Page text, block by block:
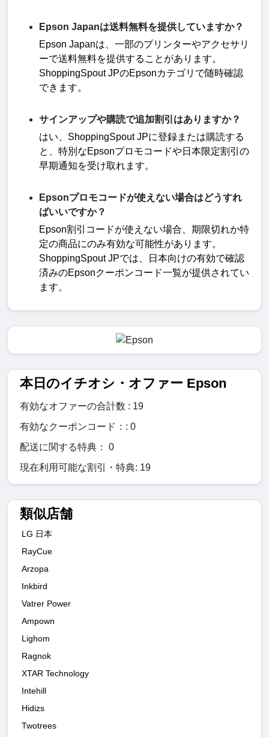
Epson Japanは送料無料を提供していますか？
Epson Japanは、一部のプリンターやアクセサリ
ーで送料無料を提供することがあります。
ShoppingSpout JPのEpsonカテゴリで随時確認
できます。
サインアップや購読で追加割引はありますか？
はい、 ShoppingSpout JPに登録または購読する
と、特別なEpsonプロモコードや日本限定割引の
早期通知を受け取れます。
Epsonプロモコードが使えない場合はどうすれ
ばいいですか？
Epson割引コードが使えない場合、期限切れか特
定の商品にのみ有効な可能性があります。
ShoppingSpout JPでは、日本向けの有効で確認
済みのEpsonクーポンコード一覧が提供されてい
ます。
本日のイチオシ・オファー Epson
有効なオファーの合計数 : 19
有効なクーポンコード：: 0
配送に関する特典： 0
現在利用可能な割引・特典: 19
類似店舗
LG 日本
RayCue
Arzopa
Inkbird
Vatrer Power
Ampown
Lighom
Ragnok
XTAR Technology
Intehill
Hidizs
Twotrees